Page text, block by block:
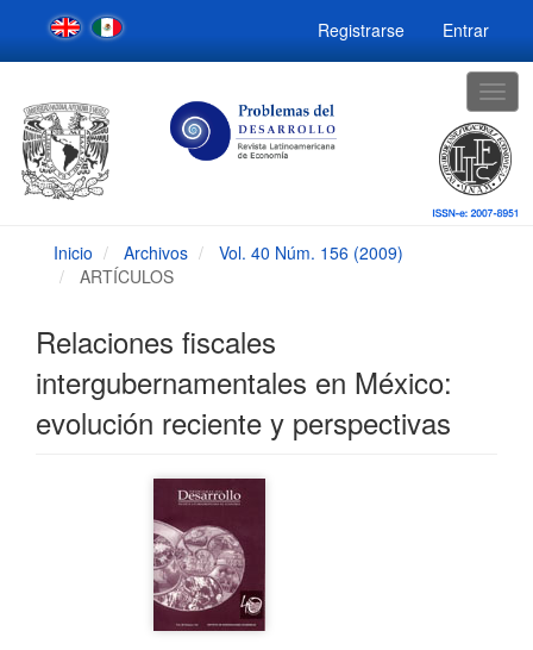
Navegación
principal
Contenido
Barra
lateral
Registrarse Entrar
Inicio Archivos
Vol. 40 Núm. 156 (2009)
ARTÍCULOS
Relaciones fiscales
intergubernamentales en México:
evolución reciente y perspectivas